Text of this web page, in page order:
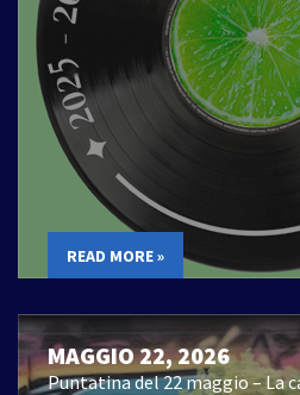
READ MORE »
MAGGIO 22, 2026
Puntatina del 22 maggio – La